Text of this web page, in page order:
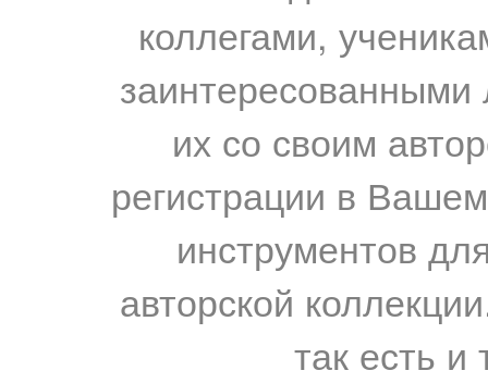
коллегами,
их со своим
регистрации в
инструментов
авторской
так есть и